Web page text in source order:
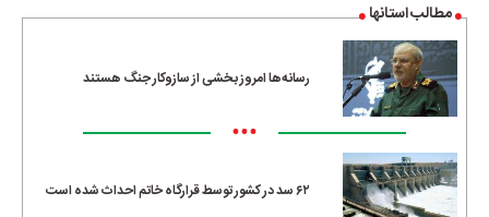
مطالب استانها
رسانه‌ها امروز بخشی از سازوکار جنگ هستند
•••
۶۲ سد در کشور توسط قرارگاه خاتم احداث شده است